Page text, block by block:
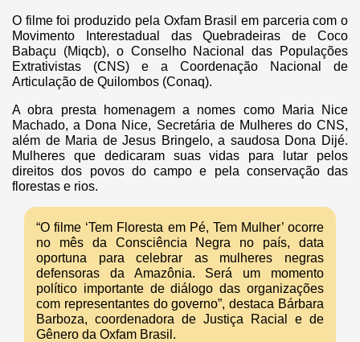
O filme foi produzido pela Oxfam Brasil em parceria com o
Movimento Interestadual das Quebradeiras de Coco
Babaçu (Miqcb), o Conselho Nacional das Populações
Extrativistas (CNS) e a Coordenação Nacional de
Articulação de Quilombos (Conaq).
A obra presta homenagem a nomes como Maria Nice
Machado, a Dona Nice, Secretária de Mulheres do CNS,
além de Maria de Jesus Bringelo, a saudosa Dona Dijé.
Mulheres que dedicaram suas vidas para lutar pelos
direitos dos povos do campo e pela conservação das
florestas e rios.
“O filme ‘Tem Floresta em Pé, Tem Mulher’ ocorre
no mês da Consciência Negra no país, data
oportuna para celebrar as mulheres negras
defensoras da Amazônia. Será um momento
político importante de diálogo das organizações
com representantes do governo”, destaca Bárbara
Barboza, coordenadora de Justiça Racial e de
Gênero da Oxfam Brasil.